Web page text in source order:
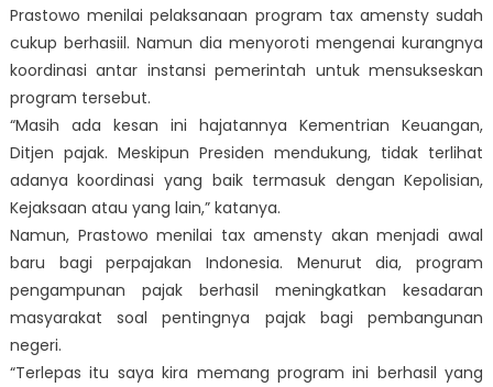
Prastowo menilai pelaksanaan program tax amenstysudah
cukup berhasiil. Namun dia menyoroti mengenai kurangnya
koordinasi antar instansi pemerintah untuk mensukseskan
program tersebut.
“Masih ada kesan ini hajatannya Kementrian Keuangan,
Ditjen pajak. Meskipun Presiden mendukung, tidak terlihat
adanya koordinasi yang baik termasuk dengan Kepolisian,
Kejaksaan atau yang lain,” katanya.
Namun, Prastowo menilai tax amensty akan menjadi awal
baru bagi perpajakan Indonesia. Menurut dia, program
pengampunan pajak berhasil meningkatkan kesadaran
masyarakat soal pentingnya pajak bagi pembangunan
negeri.
“Terlepas itu saya kira memang program ini berhasil yang